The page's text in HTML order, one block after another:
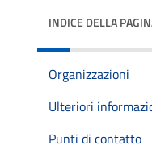
INDICE DELLA
Organizzazioni
Ulteriori
Punti di contatto